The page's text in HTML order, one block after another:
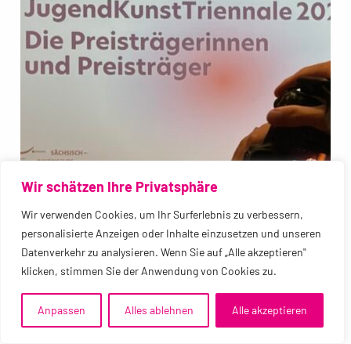
Wir schätzen Ihre Privatsphäre
Wir verwenden Cookies, um Ihr Surferlebnis zu verbessern,
personalisierte Anzeigen oder Inhalte einzusetzen und unseren
Datenverkehr zu analysieren. Wenn Sie auf „Alle akzeptieren"
klicken, stimmen Sie der Anwendung von Cookies zu.
Anpassen Alles ablehnen Alle akzeptieren